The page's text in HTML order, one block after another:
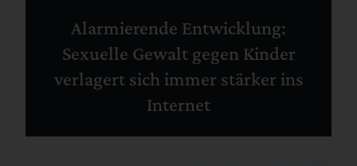
Alarmierende Entwicklung:
Sexuelle Gewalt gegen Kinder
verlagert sich immer stärker ins
Internet